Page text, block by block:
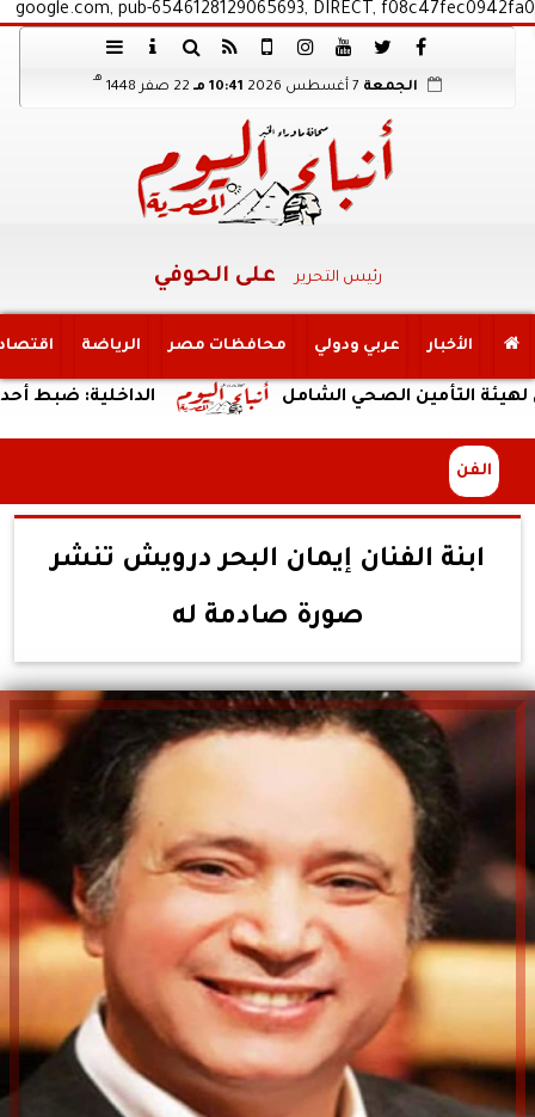
google.com, pub-6546128129065693, DIRECT, f08c47fec0942fa0
الجمعة 10:41 مـ 22 صفر 1448
هـ
رئيس التحرير على الحوفي
الأخبار عربي ودولي محافظات مصر الرياضة
الداخلية: ضبط أحد الأشخاص الصحي الشامل
الفن
ابنة الفنان إيمان البحر درويش تنشر
صورة صادمة له